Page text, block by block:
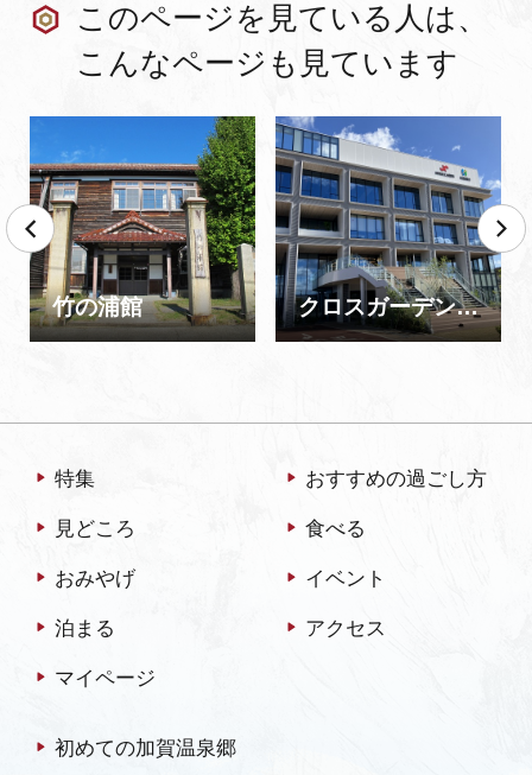
このページを見ている人は、
こんなページも見ています
竹の浦館 クロスガーデン加賀（北國銀行・加賀商工会議所）
特集 おすすめの過ごし方
見どころ 食べる
おみやげ イベント
泊まる アクセス
マイページ
初めての加賀温泉郷